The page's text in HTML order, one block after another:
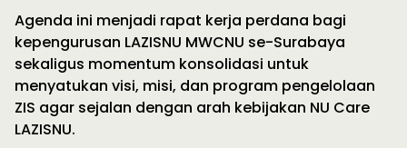
Agenda ini menjadi rapat kerja perdana bagi
kepengurusan LAZISNU MWCNU se-Surabaya
sekaligus momentum konsolidasi untuk
menyatukan visi, misi, dan program pengelolaan
ZIS agar sejalan dengan arah kebijakan NU Care
LAZISNU.